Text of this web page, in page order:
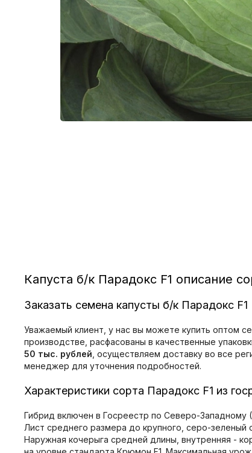
Капуста б/к Парадокс F1 описание
Заказать семена капусты б/к Парадокс F1
Уважаемый клиент, у нас вы можете купить оптом
производстве, расфасованы в качественные
50 тыс. рублей , осуществляем доставку во все
менеджер для уточнения подробностей.
Характеристики сорта Парадокс F1 из
Гибрид включен в Госреестр по Северо-Западному
Лист среднего размера до крупного, серо-
Наружная кочерыга средней длины, внутренняя -